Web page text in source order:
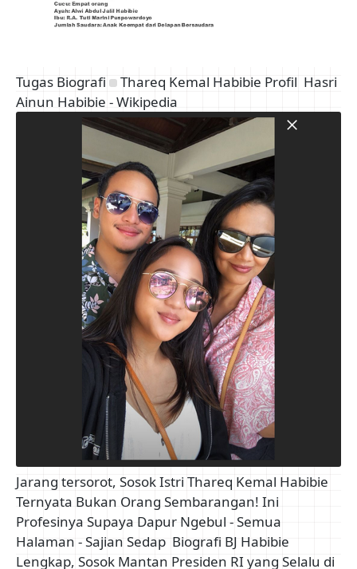
Tugas Biografi Thareq Kemal Habibie Profil Hasri
Ainun Habibie - Wikipedia
Jarang tersorot, Sosok Istri Thareq Kemal Habibie
Ternyata Bukan Orang Sembarangan! Ini
Profesinya Supaya Dapur Ngebul - Semua
Halaman - Sajian Sedap Biografi BJ Habibie
Lengkap, Sosok Mantan Presiden RI yang Selalu di